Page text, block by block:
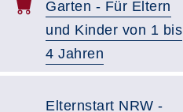
Garten - Für Eltern
und Kinder von 1 bis
4 Jahren
Elternstart NRW -